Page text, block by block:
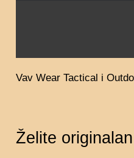
Vav Wear Tactical i
Želite